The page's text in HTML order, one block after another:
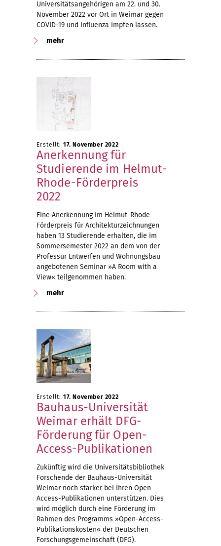
Universitätsangehörigen am 22. und 30.
November 2022 vor Ort in Weimar gegen
COVID-19 und Influenza impfen lassen.
mehr
Erstellt: 17. November 2022
Anerkennung für
Studierende im Helmut-
Rhode-Förderpreis
2022
Eine Anerkennung im Helmut-Rhode-
Förderpreis für Architekturzeichnungen
haben 13 Studierende erhalten, die im
Sommersemester 2022 an dem von der
Professur Entwerfen und Wohnungsbau
angebotenen Seminar »A Room with a
View« teilgenommen haben.
mehr
Erstellt: 17. November 2022
Bauhaus-Universität
Weimar erhält DFG-
Förderung für Open-
Access-Publikationen
Zukünftig wird die Universitätsbibliothek
Forschende der Bauhaus-Universität
Weimar noch stärker bei ihren Open-
Access-Publikationen unterstützen. Dies
wird möglich durch eine Förderung im
Rahmen des Programms »Open-Access-
Publikationskosten« der Deutschen
Forschungsgemeinschaft (DFG).